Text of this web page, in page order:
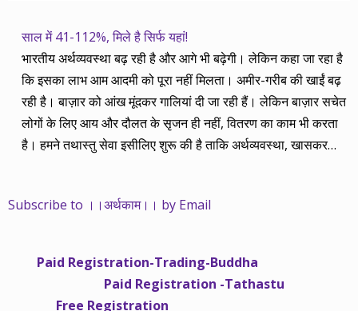
साल में 41-112%, मिले है सिर्फ यहां!
भारतीय अर्थव्यवस्था बढ़ रही है और आगे भी बढ़ेगी। लेकिन कहा जा रहा है
कि इसका लाभ आम आदमी को पूरा नहीं मिलता। अमीर-गरीब की खाईं बढ़
रही है। बाज़ार को आंख मूंदकर गालियां दी जा रही हैं। लेकिन बाज़ार सचेत
लोगों के लिए आय और दौलत के सृजन ही नहीं, वितरण का काम भी करता
है। हमने तथास्तु सेवा इसीलिए शुरू की है ताकि अर्थव्यवस्था, खासकर
महंगाई की दर 10 प्रतिशत से ऊपर रहती है। वे भागकर जाते हैं सोने और
साढ़े चार सालों से अर्थकाम से जुड़े हैं, वे हमारी ईमानदारी और सत्यनिष्ठा से
भलीभांति वाकिफ हैं। शुरू में हम भी कच्चे थे तो बाज़ार के उस्तादों के जाल
Subscribe to ।।अर्थकाम।। by Email
Paid Registration-Trading-Buddha
Paid Registration -Tathastu
Free Registration